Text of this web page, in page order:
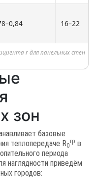
r для панельных стен
16–22
зон
базовые
теплопередаче R0
тр в
периода
наглядности приведём
городов: